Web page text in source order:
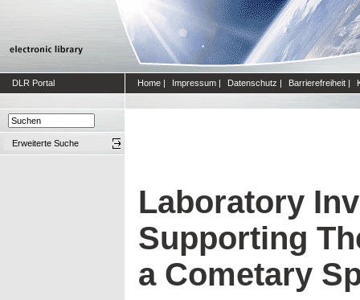
DLR Portal Home | Impressum | Datenschutz | Barrierefreiheit |
Erweiterte Suche
Laboratory
Supporting
a Cometary